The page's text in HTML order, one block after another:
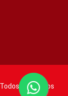
os direitos